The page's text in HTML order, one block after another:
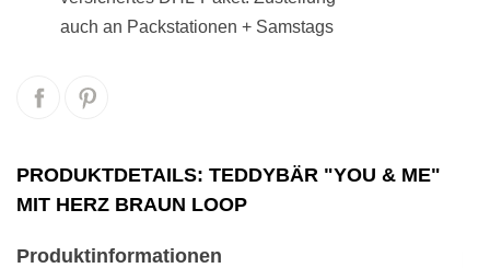
auch an Packstationen + Samstags
PRODUKTDETAILS: TEDDYBÄR "YOU & ME"
MIT HERZ BRAUN LOOP
Produktinformationen